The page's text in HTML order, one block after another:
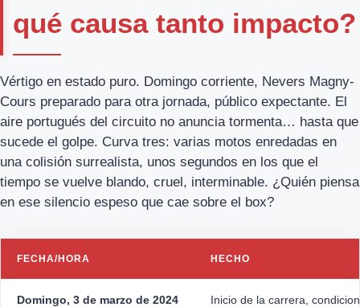
qué causa tanto impacto?
Vértigo en estado puro. Domingo corriente, Nevers Magny-
Cours preparado para otra jornada, público expectante. El
aire portugués del circuito no anuncia tormenta… hasta que
sucede el golpe. Curva tres: varias motos enredadas en
una colisión surrealista, unos segundos en los que el
tiempo se vuelve blando, cruel, interminable. ¿Quién piensa
en ese silencio espeso que cae sobre el box?
FECHA/HORA HECHO
Domingo, 3 de marzo de 2024 Inicio de la carrera,